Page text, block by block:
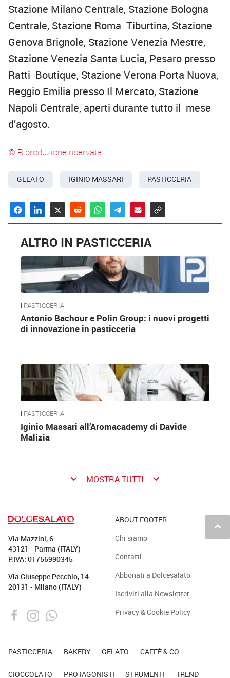
Stazione Milano Centrale, Stazione Bologna
Centrale, Stazione Roma Tiburtina, Stazione
Genova Brignole, Stazione Venezia Mestre,
Stazione Venezia Santa Lucia, Pesaro presso
Ratti Boutique, Stazione Verona Porta Nuova,
Reggio Emilia presso Il Mercato, Stazione
Napoli Centrale, aperti durante tutto il mese
d’agosto.
© Riproduzione riservata
GELATO IGINIO MASSARI PASTICCERIA
ALTRO IN PASTICCERIA
PASTICCERIA
Antonio Bachour e Polin Group: i nuovi progetti
di innovazione in pasticceria
PASTICCERIA
Iginio Massari all’Aromacademy di Davide
Malizia
keyboard_arrow_down MOSTRA TUTTI keyboard_arrow_down
keyboard_arrow_up
Via Mazzini, 6
43121 - Parma (ITALY)
P.IVA: 01756990345
Via Giuseppe Pecchio, 14
20131 - Milano (ITALY)
ABOUT FOOTER
Chi siamo
Contatti
Abbonati a Dolcesalato
Iscriviti alla Newsletter
Privacy & Cookie Policy
PASTICCERIA BAKERY GELATO CAFFÈ & CO.
CIOCCOLATO PROTAGONISTI STRUMENTI TREND